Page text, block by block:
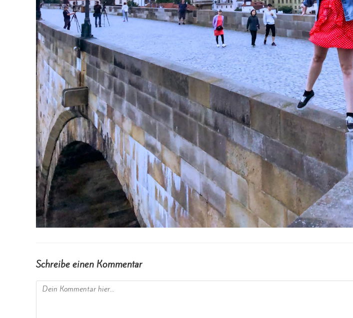
Schreibe einen Kommentar